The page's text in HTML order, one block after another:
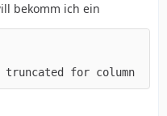
bekomm ich ein
truncated for column